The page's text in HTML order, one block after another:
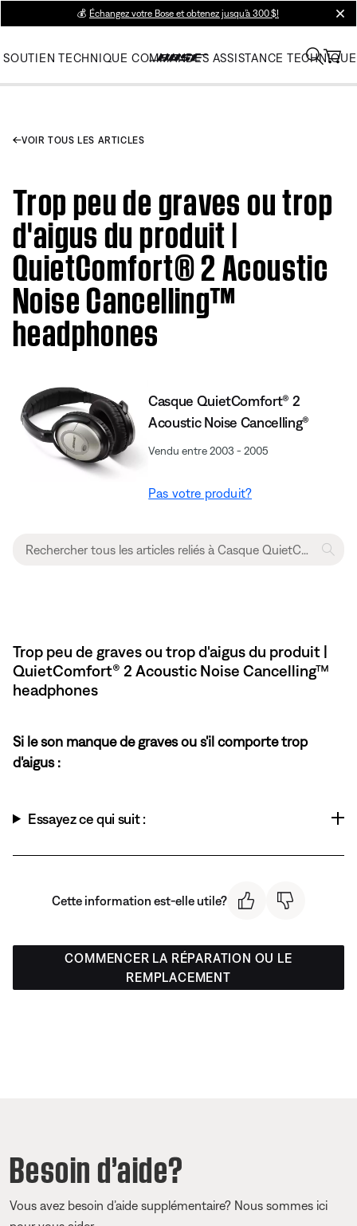
💰 Échangez votre Bose et obtenez jusqu’à 300 $!
SOUTIEN TECHNIQUE COMMANDES ASSISTANCE TECHNIQUE
VOIR TOUS LES ARTICLES
Trop peu de graves ou trop
d'aigus du produit |
QuietComfort® 2 Acoustic
Noise Cancelling™
headphones
Casque QuietComfort® 2
Acoustic Noise Cancelling®
Vendu entre 2003 - 2005
Pas votre produit?
Trop peu de graves ou trop d'aigus du produit |
QuietComfort® 2 Acoustic Noise Cancelling™
headphones
Si le son manque de graves ou s'il comporte trop
d'aigus :
Essayez ce qui suit :
Cette information est-elle utile?
COMMENCER LA RÉPARATION OU LE
REMPLACEMENT
Besoin d’aide?
Vous avez besoin d’aide supplémentaire? Nous sommes ici